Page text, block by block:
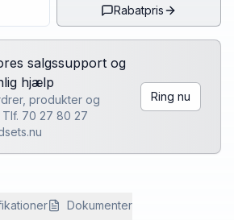
Rabatpris
salgssupport og
hjælp
produkter og
70 27 80 27
Ring nu
Dokumenter